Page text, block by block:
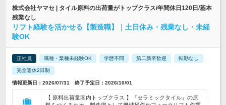
株式会社ヤマセ | タイル原料の出荷量がトップクラス/年間休日120日/基本
残業なし
リフト経験を活かせる【製造職】｜土日休み・残業なし・未経
験OK
正社員 職種・業種未経験OK 学歴不問 第二新卒歓迎 転勤なし
完全週休2日制
情報更新日：2026/07/31 終了予定日：2026/10/01
【 原料出荷量国内トップクラス 】『セラミックタイル』の原